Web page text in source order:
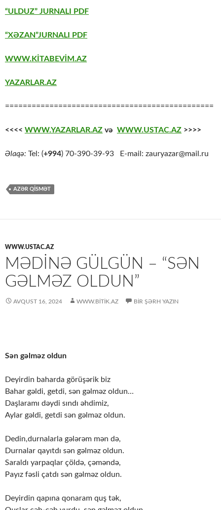
“ULDUZ” JURNALI PDF
“XƏZAN”JURNALI PDF
WWW.KİTABEVİM.AZ
YAZARLAR.AZ
===============================================
<<<< WWW.YAZARLAR.AZ və WWW.USTAC.AZ >>>>
Əlaqə: Tel: (+994) 70-390-39-93 E-mail: zauryazar@mail.ru
AZƏR QİSMƏT
WWW.USTAC.AZ
MƏDINƏ GÜLGÜN – “SƏN
GƏLMƏZ OLDUN”
AVQUST 16, 2024 WWW.BITIK.AZ BIR ŞƏRH YAZIN
Sən gəlməz oldun
Deyirdin baharda görüşərik biz
Bahar gəldi, getdi, sən gəlməz oldun…
Daşlaramı dəydi sındı əhdimiz,
Aylar gəldi, getdi sən gəlməz oldun.
Dedin,durnalarla gələrəm mən də,
Durnalar qayıtdı sən gəlməz oldun.
Saraldı yarpaqlar çöldə, çəməndə,
Payız fəsli çatdı sən gəlməz oldun.
Deyirdin qapına qonaram quş tək,